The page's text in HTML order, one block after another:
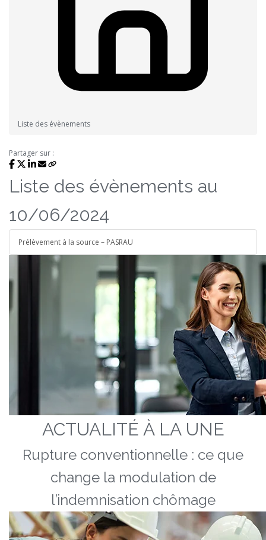
Liste des évènements
Partager sur :
Liste des évènements au
10/06/2024
Prélèvement à la source – PASRAU
ACTUALITÉ À LA UNE
Rupture conventionnelle : ce que
change la modulation de
l’indemnisation chômage